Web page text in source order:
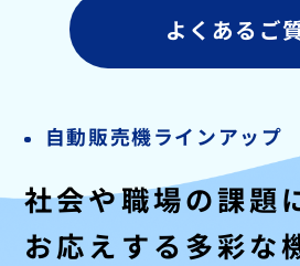
よくあるご
自動販売機ラインアップ
社会や職場の課題
お応えする多彩な